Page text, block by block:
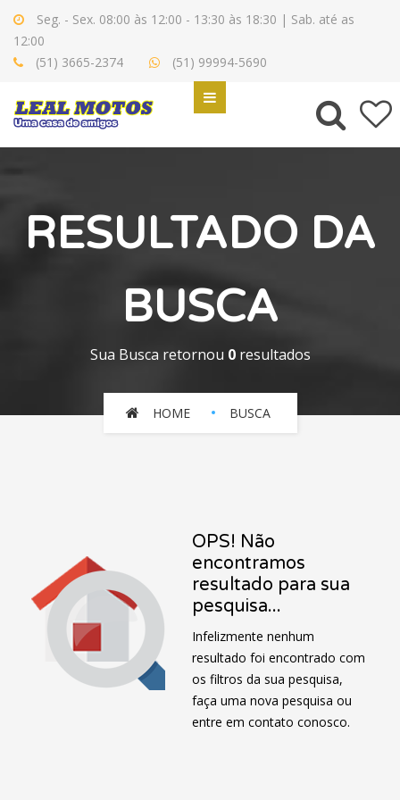
Seg. - Sex. 08:00 às 12:00 - 13:30 às 18:30 | Sab. até as
12:00
(51) 3665-2374
(51) 99994-5690
RESULTADO DA
BUSCA
Sua Busca retornou 0resultados
HOME BUSCA
OPS! Não
encontramos
resultado para sua
pesquisa...
Infelizmente nenhum
resultado foi encontrado com
os filtros da sua pesquisa,
faça uma nova pesquisa ou
entre em contato conosco.